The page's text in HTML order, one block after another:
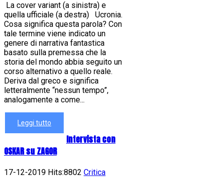
La cover variant (a sinistra) e
quella ufficiale (a destra) Ucronia.
Cosa significa questa parola? Con
tale termine viene indicato un
genere di narrativa fantastica
basato sulla premessa che la
storia del mondo abbia seguito un
corso alternativo a quello reale.
Deriva dal greco e significa
letteralmente “nessun tempo”,
analogamente a come...
Leggi tutto
Intervista con
OSKAR su ZAGOR
17-12-2019 Hits:8802 Critica